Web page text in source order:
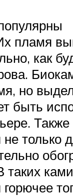
пламя
как
но
быть
не только
горючее